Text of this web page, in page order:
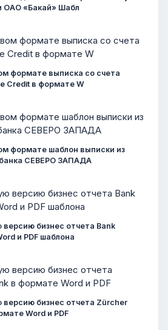
ОАО «Бакай» Шабл
формате выписка со счета
Credit в формате W
формате шаблон выписки из
СЕВЕРО ЗАПАДА
бизнес отчета Bank
и PDF шаблона
версию бизнес отчета Zürcher
Word и PDF